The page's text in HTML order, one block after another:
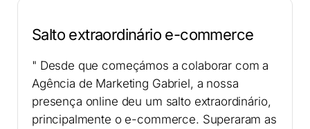
Salto extraordinário e-commerce
" Desde que começámos a colaborar com a
Agência de Marketing Gabriel, a nossa
presença online deu um salto extraordinário,
principalmente o e-commerce. Superaram as